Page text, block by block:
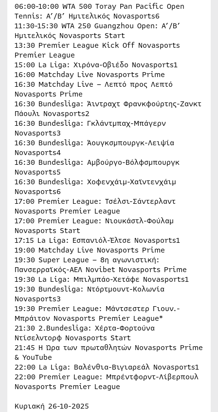
06:00-10:00 WTA 500 Toray Pan Pacific Open
Tennis: A’/B’ Ημιτελικός Novasports6
11:30-15:30 WTA 250 Guangzhou Open: A’/B’
Ημιτελικός Novasports Start
13:30 Premier League Kick Off Novasports
Premier League
15:00 La Liga: Χιρόνα-Οβιέδο Novasports1
16:00 Matchday Live Novasports Prime
16:30 Matchday Live – Λεπτό προς Λεπτό
Novasports Prime
16:30 Bundesliga: Άιντραχτ Φρανκφούρτης-Ζανκτ
Πάουλι Novasports2
16:30 Bundesliga: Γκλάντμπαχ-Μπάγερν
Novasports3
16:30 Bundesliga: Άουγκσμπουργκ-Λειψία
Novasports4
16:30 Bundesliga: Αμβούργο-Βόλφσμπουργκ
Novasports5
16:30 Bundesliga: Χοφενχάιμ-Χαϊντενχάιμ
Novasports6
17:00 Premier League: Τσέλσι-Σάντερλαντ
Novasports Premier League
17:00 Premier League: Νιουκάστλ-Φούλαμ
Novasports Start
17:15 La Liga: Εσπανιόλ-Έλτσε Novasports1
19:00 Matchday Live Novasports Prime
19:30 Super League – 8η αγωνιστική:
Πανσερραϊκός-ΑΕΛ Novibet Novasports Prime
19:30 La Liga: Μπιλμπάο-Χετάφε Novasports1
19:30 Bundesliga: Ντόρτμουντ-Κολωνία
Novasports3
19:30 Premier League: Μάντσεστερ Γιουν.-
Μπράιτον Novasports Premier League*
21:30 2.Bundesliga: Χέρτα-Φορτούνα
Ντίσελντορφ Novasports Start
21:45 Η Ώρα των πρωταθλητών Novasports Prime
& YouTube
22:00 La Liga: Βαλένθια-Βιγιαρεάλ Novasports1
22:00 Premier League: Μπρέντφορντ-Λίβερπουλ
Novasports Premier League
Κυριακή 26-10-2025